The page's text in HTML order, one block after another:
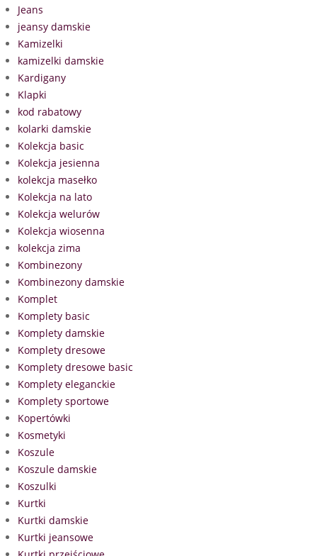
Jeans
jeansy damskie
Kamizelki
kamizelki damskie
Kardigany
Klapki
kod rabatowy
kolarki damskie
Kolekcja basic
Kolekcja jesienna
kolekcja masełko
Kolekcja na lato
Kolekcja welurów
Kolekcja wiosenna
kolekcja zima
Kombinezony
Kombinezony damskie
Komplet
Komplety basic
Komplety damskie
Komplety dresowe
Komplety dresowe basic
Komplety eleganckie
Komplety sportowe
Kopertówki
Kosmetyki
Koszule
Koszule damskie
Koszulki
Kurtki
Kurtki damskie
Kurtki jeansowe